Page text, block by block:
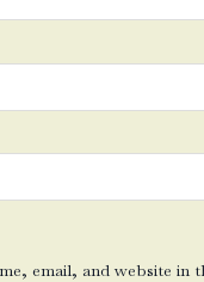
email, and website in